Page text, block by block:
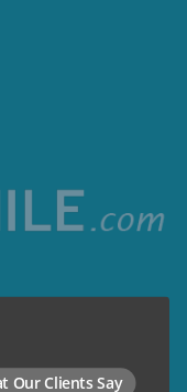
page facebook
compte instagram
Our Clients Say